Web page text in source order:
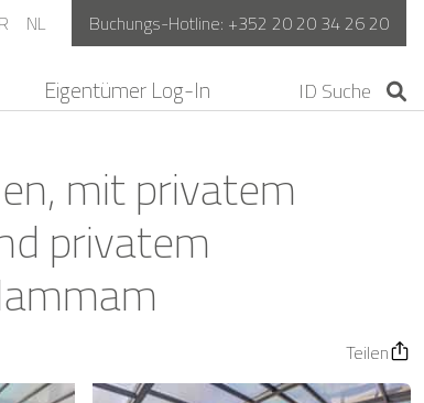
NL Buchungs-Hotline: +352 20 20 34 26 20
Eigentümer Log-In
mit privatem
privatem
Teilen